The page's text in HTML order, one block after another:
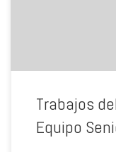
Trabajos
Equipo